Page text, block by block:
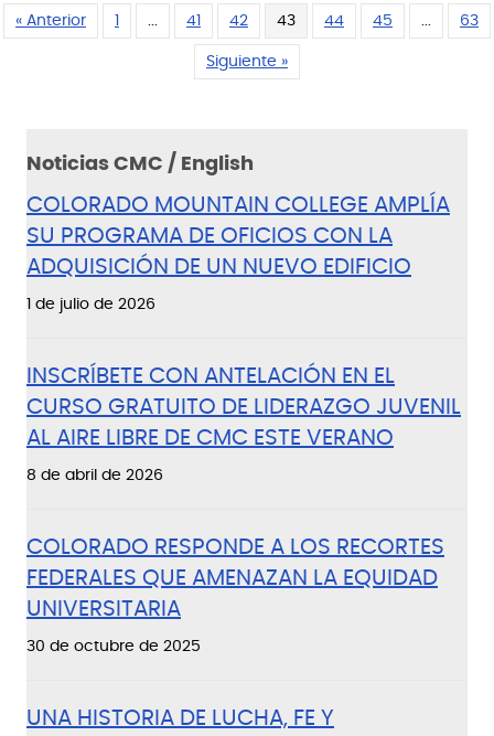
« Anterior 1 41 42 43 44 45 63
Siguiente »
Noticias CMC / English
COLORADO MOUNTAIN COLLEGE AMPLÍA
SU PROGRAMA DE OFICIOS CON LA
ADQUISICIÓN DE UN NUEVO EDIFICIO
1 de julio de 2026
INSCRÍBETE CON ANTELACIÓN EN EL
CURSO GRATUITO DE LIDERAZGO JUVENIL
AL AIRE LIBRE DE CMC ESTE VERANO
8 de abril de 2026
COLORADO RESPONDE A LOS RECORTES
FEDERALES QUE AMENAZAN LA EQUIDAD
UNIVERSITARIA
30 de octubre de 2025
UNA HISTORIA DE LUCHA, FE Y